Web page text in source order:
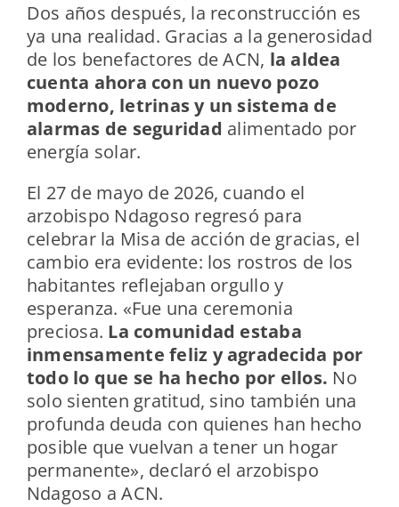
Dos años después, la reconstrucción es
ya una realidad. Gracias a la generosidad
de los benefactores de ACN, la aldea
cuenta ahora con un nuevo pozo
moderno, letrinas y un sistema de
alarmas de seguridad alimentado por
energía solar.
El 27 de mayo de 2026, cuando el
arzobispo Ndagoso regresó para
celebrar la Misa de acción de gracias, el
cambio era evidente: los rostros de los
habitantes reflejaban orgullo y
esperanza. «Fue una ceremonia
preciosa. La comunidad estaba
inmensamente feliz y agradecida por
todo lo que se ha hecho por ellos. No
solo sienten gratitud, sino también una
profunda deuda con quienes han hecho
posible que vuelvan a tener un hogar
permanente», declaró el arzobispo
Ndagoso a ACN.